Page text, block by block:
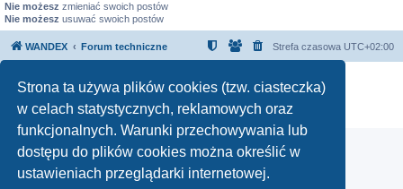
Strona ta używa plików cookies (tzw. ciasteczka)
w celach statystycznych, reklamowych oraz
funkcjonalnych. Warunki przechowywania lub
dostępu do plików cookies można określić w
ustawieniach przeglądarki internetowej.
Nie możesz zmieniać swoich postów
Nie możesz usuwać swoich postów
WANDEX Forum techniczne Strefa czasowa UTC+02:00
Polski pakiet językowy dostarcza phpBB.pl
Zasady ochrony danych osobowych|Regulamin